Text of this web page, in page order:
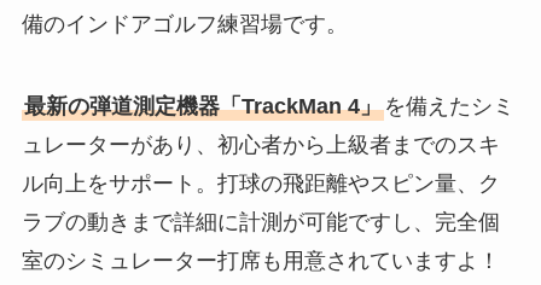
備のインドアゴルフ練習場です。
最新の弾道測定機器「TrackMan 4」を備えたシミ
ュレーターがあり、初心者から上級者までのスキ
ル向上をサポート。打球の飛距離やスピン量、ク
ラブの動きまで詳細に計測が可能ですし、完全個
室のシミュレーター打席も用意されていますよ！